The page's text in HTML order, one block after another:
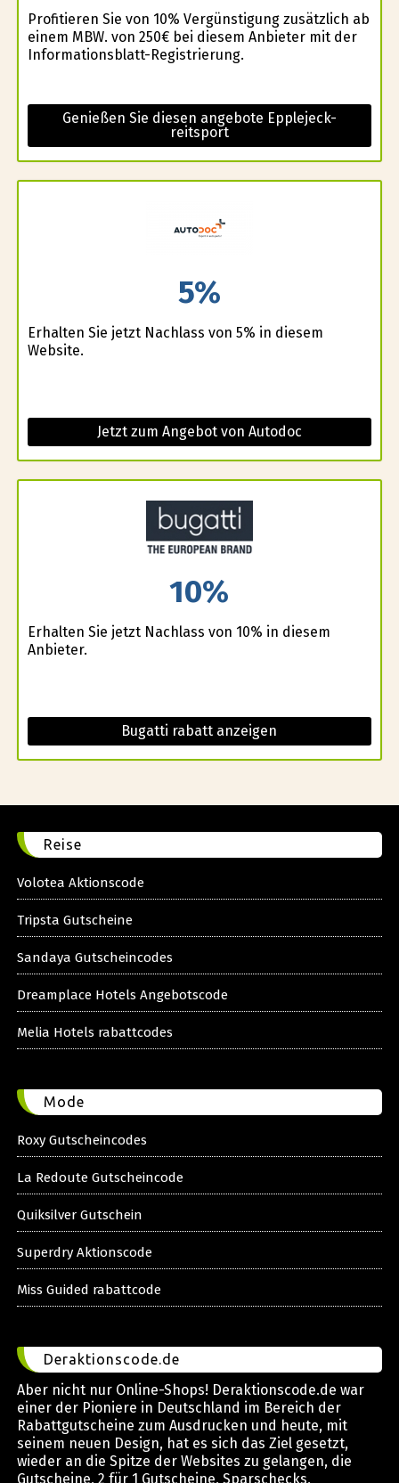
Profitieren Sie von 10% Vergünstigung zusätzlich ab
einem MBW. von 250€ bei diesem Anbieter mit der
Informationsblatt-Registrierung.
Genießen Sie diesen angebote Epplejeck-
reitsport
5%
Erhalten Sie jetzt Nachlass von 5% in diesem
Website.
Jetzt zum Angebot von Autodoc
10%
Erhalten Sie jetzt Nachlass von 10% in diesem
Anbieter.
Bugatti rabatt anzeigen
Reise
Volotea Aktionscode
Tripsta Gutscheine
Sandaya Gutscheincodes
Dreamplace Hotels Angebotscode
Melia Hotels rabattcodes
Mode
Roxy Gutscheincodes
La Redoute Gutscheincode
Quiksilver Gutschein
Superdry Aktionscode
Miss Guided rabattcode
Deraktionscode.de
Aber nicht nur Online-Shops! Deraktionscode.de war
einer der Pioniere in Deutschland im Bereich der
Rabattgutscheine zum Ausdrucken und heute, mit
seinem neuen Design, hat es sich das Ziel gesetzt,
wieder an die Spitze der Websites zu gelangen, die
Gutscheine, 2 für 1 Gutscheine, Sparschecks,